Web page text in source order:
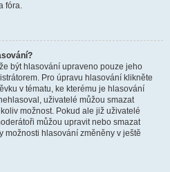
fóra.
být hlasování upraveno pouze jeho
Pro úpravu hlasování klikněte
v tématu, ke kterému je hlasování
uživatelé můžou smazat
možnost. Pokud ale již uživatelé
můžou upravit nebo smazat
možnosti hlasování změněny v ještě